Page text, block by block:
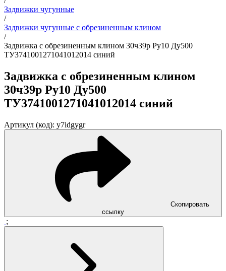
Задвижки чугунные
/
Задвижки чугунные с обрезиненным клином
/
Задвижка с обрезиненным клином 30ч39р Ру10 Ду500
ТУ3741001271041012014 синий
Задвижка с обрезиненным клином
30ч39р Ру10 Ду500
ТУ3741001271041012014 синий
Артикул (код): y7idgygr
Скопировать
ссылку
;